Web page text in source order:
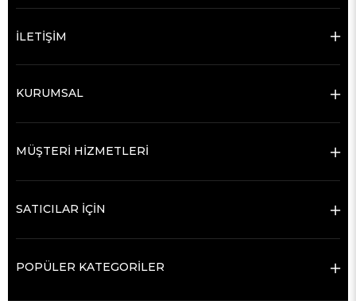
İLETİŞİM
KURUMSAL
MÜŞTERİ HİZMETLERİ
SATICILAR İÇİN
POPÜLER KATEGORİLER